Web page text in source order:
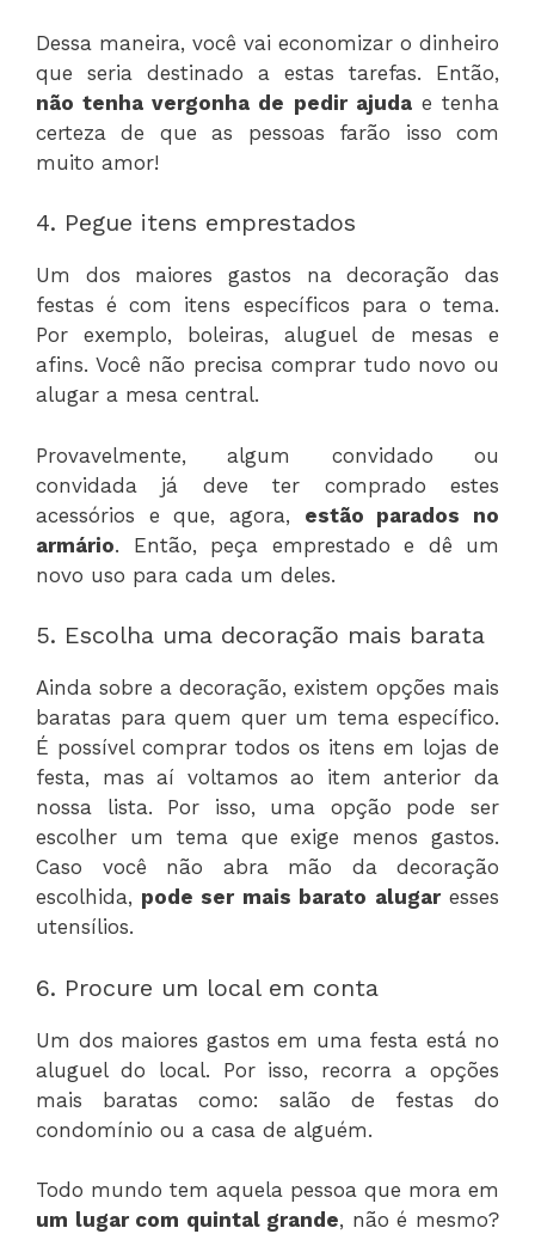
Dessa maneira, você vai economizar o dinheiro
que seria destinado a estas tarefas. Então,
não tenha vergonha de pedir ajudae tenha
certeza de que as pessoas farão isso com
muito amor!
4. Pegue itens emprestados
Um dos maiores gastos na decoração das
festas é com itens específicos para o tema.
Por exemplo, boleiras, aluguel de mesas e
afins. Você não precisa comprar tudo novo ou
alugar a mesa central.
Provavelmente, algum convidado ou
convidada já deve ter comprado estes
acessórios e que, agora, estão parados no
armário. Então, peça emprestado e dê um
novo uso para cada um deles.
5. Escolha uma decoração mais barata
Ainda sobre a decoração, existem opções mais
baratas para quem quer um tema específico.
É possível comprar todos os itens em lojas de
festa, mas aí voltamos ao item anterior da
nossa lista. Por isso, uma opção pode ser
escolher um tema que exige menos gastos.
Caso você não abra mão da decoração
escolhida, pode ser mais barato alugaresses
utensílios.
6. Procure um local em conta
Um dos maiores gastos em uma festa está no
aluguel do local. Por isso, recorra a opções
mais baratas como: salão de festas do
condomínio ou a casa de alguém.
Todo mundo tem aquela pessoa que mora em
um lugar com quintal grande, não é mesmo?